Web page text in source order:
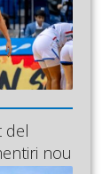
del
nou